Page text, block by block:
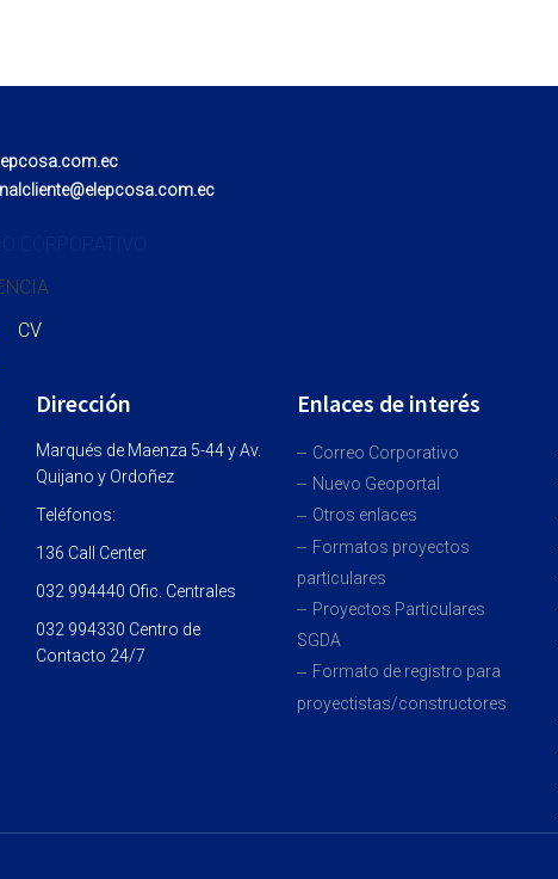
CV
Dirección
Marqués de Maenza 5-44 y Av.
Quijano y Ordoñez
Teléfonos:
136 Call Center
032 994440 Ofic. Centrales
032 994330 Centro de
Contacto 24/7
Enlaces de interés
Correo Corporativo
Nuevo Geoportal
Otros enlaces
Formatos proyectos
particulares
Proyectos Particulares
SGDA
Formato de registro para
proyectistas/constructores